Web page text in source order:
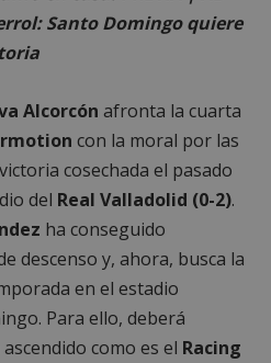
Santo Domingo quiere
Alcorcón afronta la cuarta
con la moral por las
cosechada el pasado
del Real Valladolid (0-2).
ha conseguido
descenso y, ahora, busca la
en el estadio
Para ello, deberá
como es el Racing